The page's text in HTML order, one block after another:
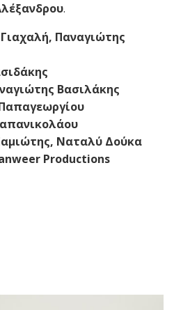
.
Παναγιώτης
Βασιλάκης
Ναταλύ Δούκα
Productions